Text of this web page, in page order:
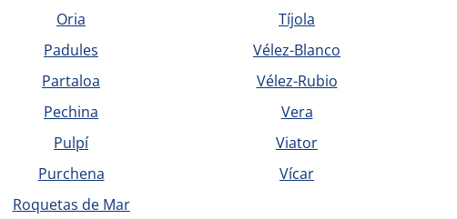
Oria
Padules
Partaloa
Pechina
Pulpí
Purchena
Roquetas de Mar
Tíjola
Vélez-Blanco
Vélez-Rubio
Vera
Viator
Vícar